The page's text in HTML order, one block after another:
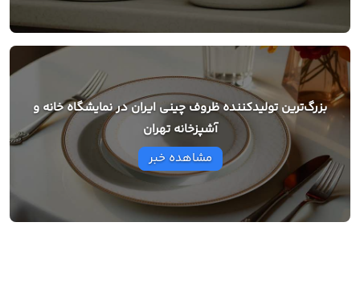
بزرگ‌ترین تولیدکننده ظروف چینی ایران در نمایشگاه خانه و
آشپزخانه تهران
مشاهده خبر